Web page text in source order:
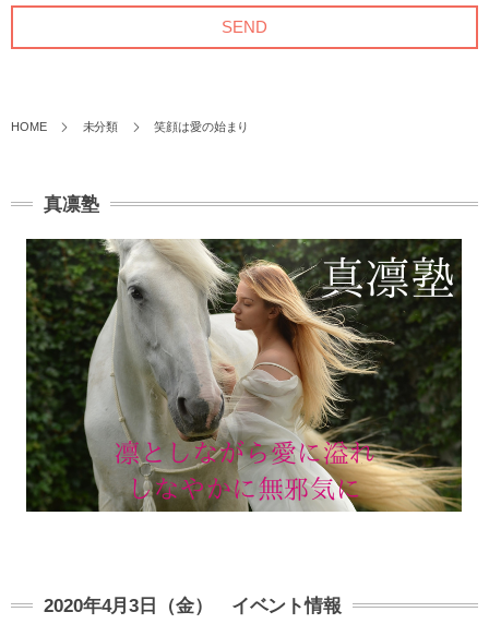
HOME 未分類 笑顔は愛の始まり
真凛塾
2020年4月3日（金） イベント情報